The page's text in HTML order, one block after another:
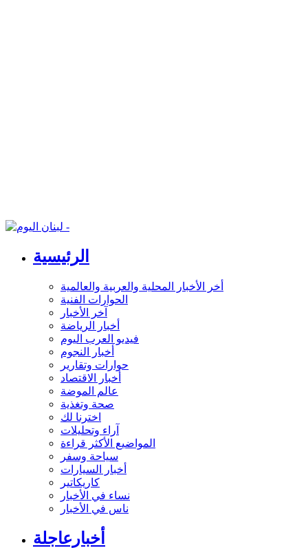
الرئيسية
أخر الأخبار المحلية والعربية والعالمية
الحوارات الفنية
آخر الأخبار
أخبار الرياضة
فيديو العرب اليوم
أخبار النجوم
حوارات وتقارير
أخبار الاقتصاد
عالم الموضة
صحة وتغذية
اخترنا لك
آراء وتحليلات
المواضيع الأكثر قراءة
سياحة وسفر
أخبار السيارات
كاريكاتير
نساء في الأخبار
ناس في الأخبار
أخبارعاجلة